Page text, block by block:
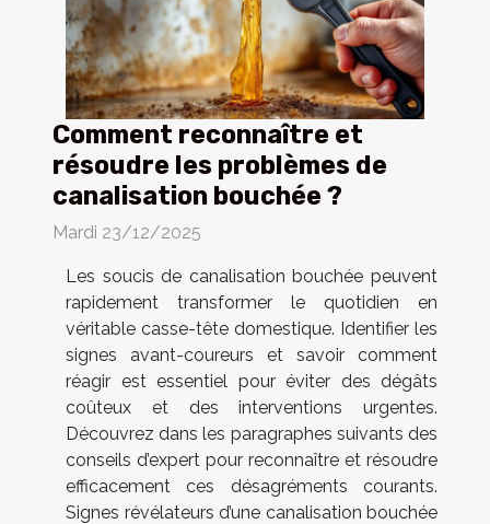
Comment reconnaître et
résoudre les problèmes de
canalisation bouchée ?
Mardi 23/12/2025
Les soucis de canalisation bouchée peuvent
rapidement transformer le quotidien en
véritable casse-tête domestique. Identifier les
signes avant-coureurs et savoir comment
réagir est essentiel pour éviter des dégâts
coûteux et des interventions urgentes.
Découvrez dans les paragraphes suivants des
conseils d’expert pour reconnaître et résoudre
efficacement ces désagréments courants.
Signes révélateurs d’une canalisation bouchée